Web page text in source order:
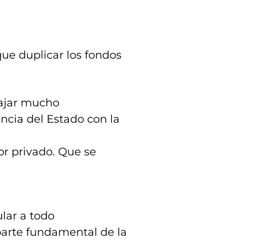
duplicar los fondos
mucho
del Estado con la
privado. Que se
a todo
fundamental de la